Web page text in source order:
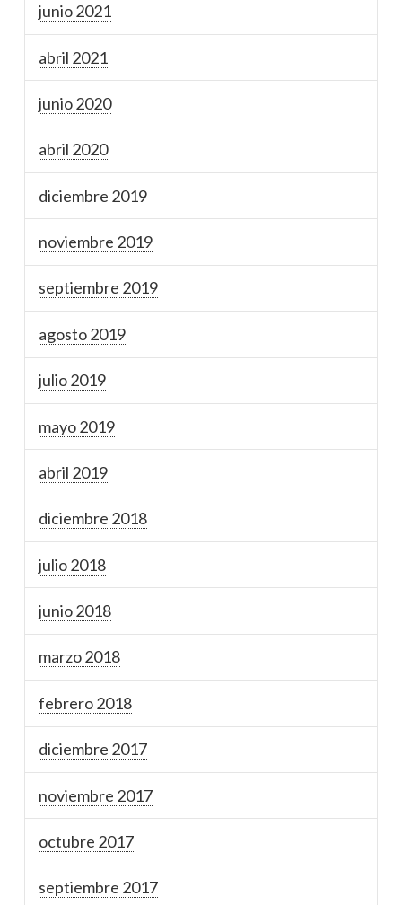
junio 2021
abril 2021
junio 2020
abril 2020
diciembre 2019
noviembre 2019
septiembre 2019
agosto 2019
julio 2019
mayo 2019
abril 2019
diciembre 2018
julio 2018
junio 2018
marzo 2018
febrero 2018
diciembre 2017
noviembre 2017
octubre 2017
septiembre 2017